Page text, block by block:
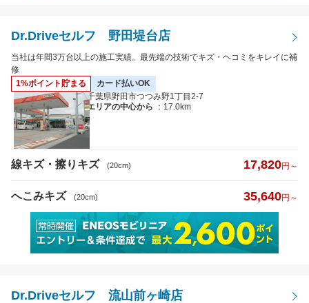
ポイント2%以上
閉じる
Dr.Driveセルフ 野田堤台店
当社は年間3万台以上の施工実績。最先端の技術でキズ・ヘコミをキレイに補
修
1%ポイント貯まる
カード払いOK
千葉県野田市つつみ野1丁目2-7
エリアの中心から
：17.0km
線キズ・擦りキズ (20cm) 17,820円～
へこみキズ (20cm) 35,640円～
Dr.Driveセルフ 流山前ヶ崎店